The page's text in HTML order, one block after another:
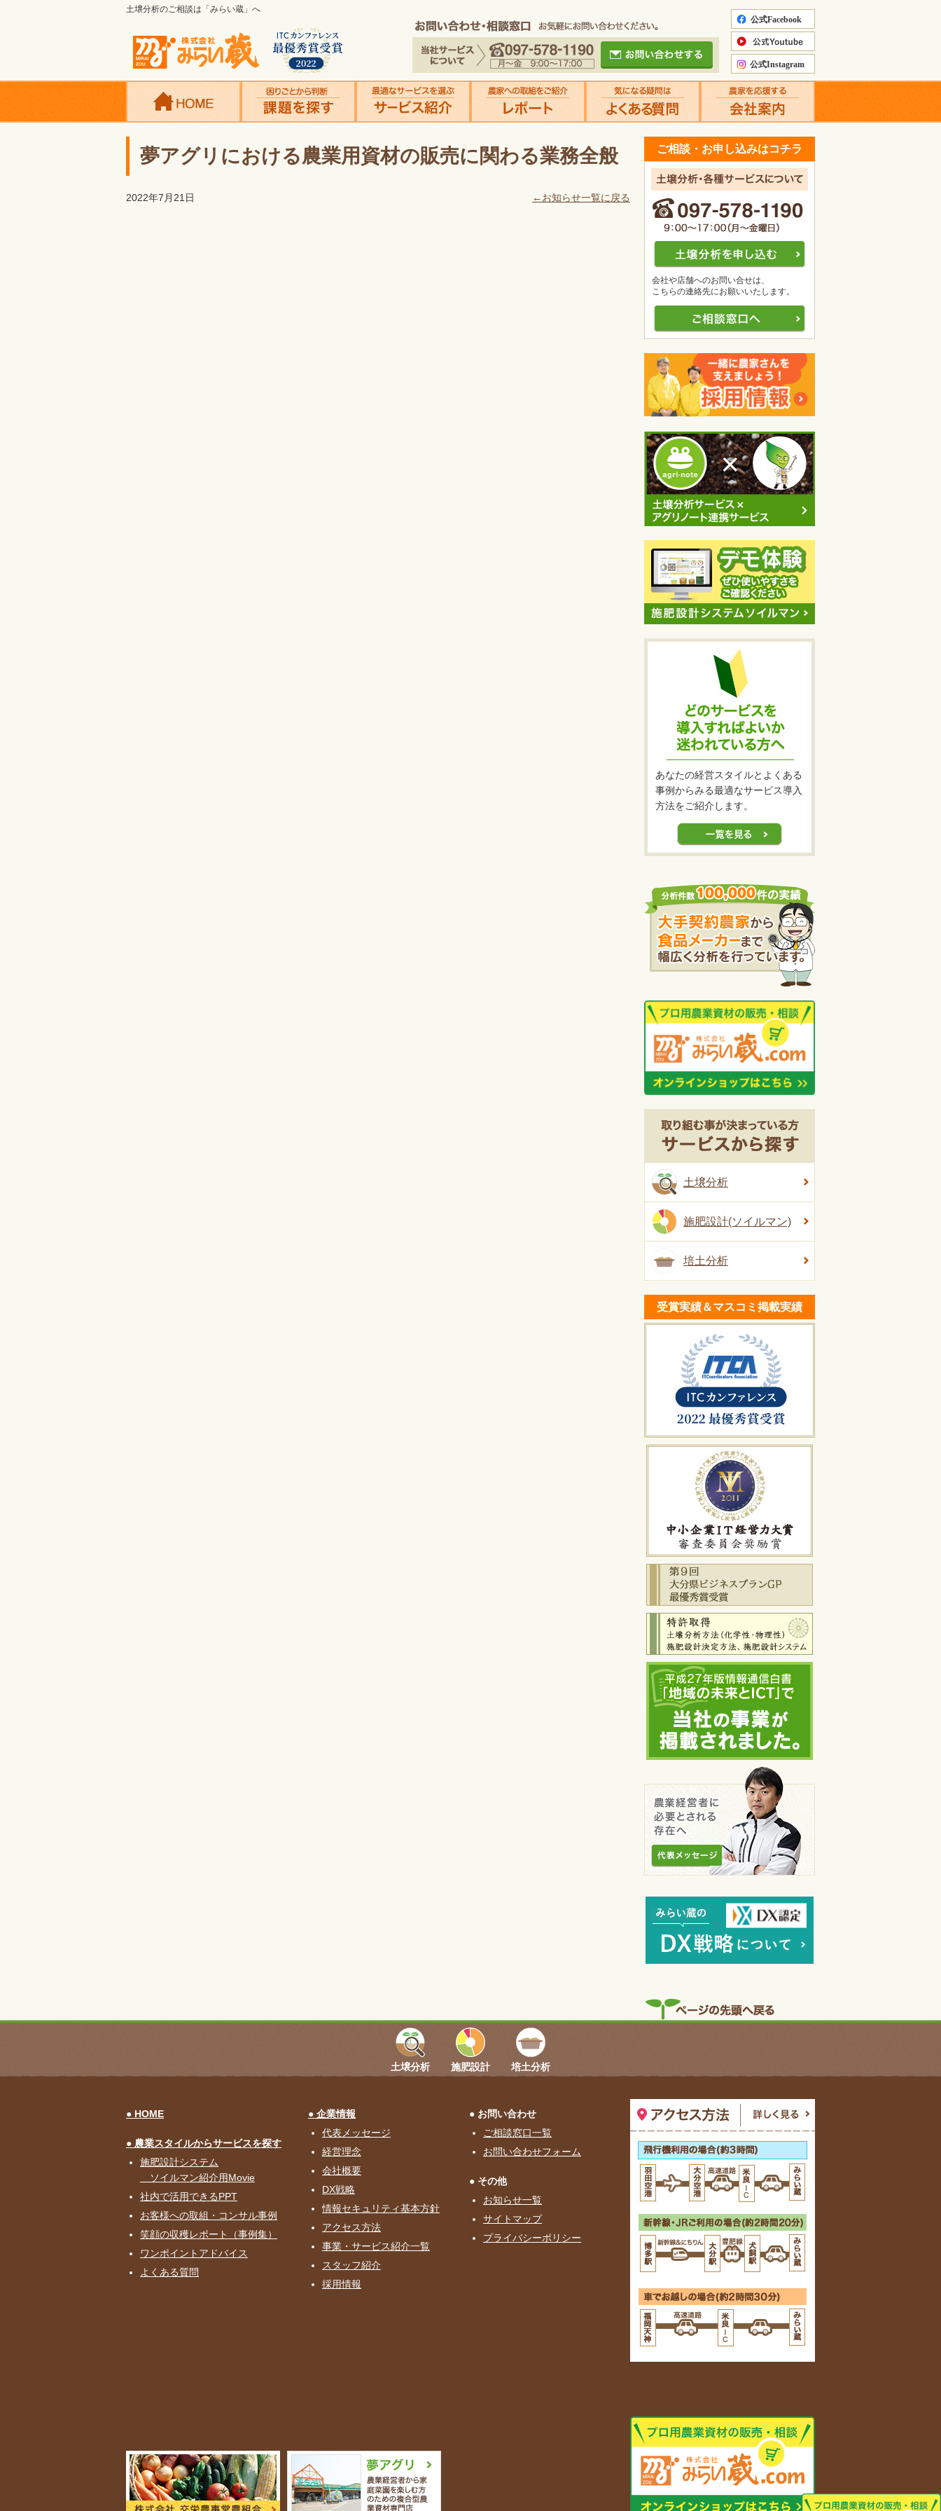
土壌分析のご相談は「みらい蔵」へ
夢アグリにおける農業用資材の販売に関わる業務全般
2022年7月21日 ←お知らせ一覧に戻る
ご相談・お申し込みはコチラ
会社や店舗へのお問い合せは、
こちらの連絡先にお願いいたします。
あなたの経営スタイルとよくある
事例からみる最適なサービス導入
方法をご紹介します。
土壌分析
施肥設計(ソイルマン)
培土分析
受賞実績＆マスコミ掲載実績
土壌分析 施肥設計 培土分析
HOME
農業スタイルからサービスを探す
施肥設計システム
ソイルマン紹介用Movie
社内で活用できるPPT
お客様への取組・コンサル事例
笑顔の収穫レポート（事例集）
ワンポイントアドバイス
よくある質問
企業情報
代表メッセージ
経営理念
会社概要
DX戦略
情報セキュリティ基本方針
アクセス方法
事業・サービス紹介一覧
スタッフ紹介
採用情報
お問い合わせ
ご相談窓口一覧
お問い合わせフォーム
その他
お知らせ一覧
サイトマップ
プライバシーポリシー